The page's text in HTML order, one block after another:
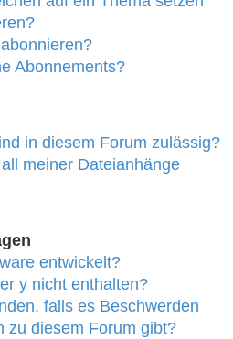
Abonnements?
in diesem Forum zulässig?
meiner Dateianhänge
entwickelt?
y nicht enthalten?
falls es Beschwerden
zu diesem Forum gibt?